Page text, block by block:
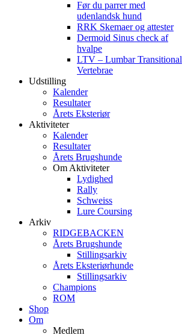
Før du parrer med
udenlandsk hund
RRK Skemaer og attester
Dermoid Sinus check af
hvalpe
LTV – Lumbar Transitional
Vertebrae
Udstilling
Kalender
Resultater
Årets Eksteriør
Aktiviteter
Kalender
Resultater
Årets Brugshunde
Om Aktiviteter
Lydighed
Rally
Schweiss
Lure Coursing
Arkiv
RIDGEBACKEN
Årets Brugshunde
Stillingsarkiv
Årets Eksteriørhunde
Stillingsarkiv
Champions
ROM
Shop
Om
Medlem